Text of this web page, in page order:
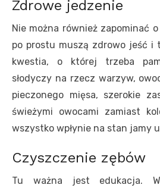
Zdrowe jedzenie
Nie można również zapominać
po prostu muszą zdrowo jeść i
kwestia, o której trzeba
słodyczy na rzecz warzyw,
pieczonego mięsa, szerokie
świeżymi owocami zamiast
wszystko wpłynie na stan jamy
Czyszczenie zębów
Tu ważna jest edukacja.